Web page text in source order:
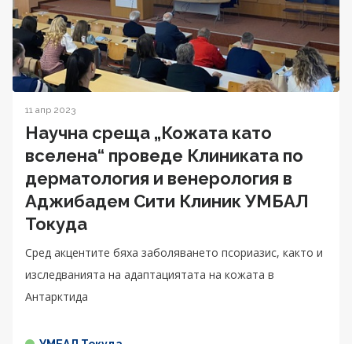
11 апр 2023
Научна среща „Кожата като
вселена“ проведе Клиниката по
дерматология и венерология в
Аджибадем Сити Клиник УМБАЛ
Токуда
Сред акцентите бяха заболяването псориазис, както и
изследванията на адаптациятата на кожата в
Антарктида